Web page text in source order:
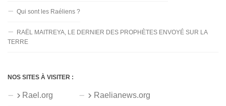
Qui sont les Raéliens ?
RAËL MAITREYA, LE DERNIER DES PROPHÈTES ENVOYÉ SUR LA
TERRE
NOS SITES À VISITER :
Rael.org Raelianews.org